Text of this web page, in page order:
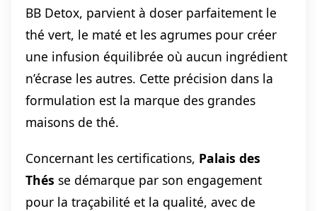
BB Detox, parvient à doser parfaitement le
thé vert, le maté et les agrumes pour créer
une infusion équilibrée où aucun ingrédient
n’écrase les autres. Cette précision dans la
formulation est la marque des grandes
maisons de thé.
Concernant les certifications, Palais des
Thés se démarque par son engagement
pour la traçabilité et la qualité, avec de